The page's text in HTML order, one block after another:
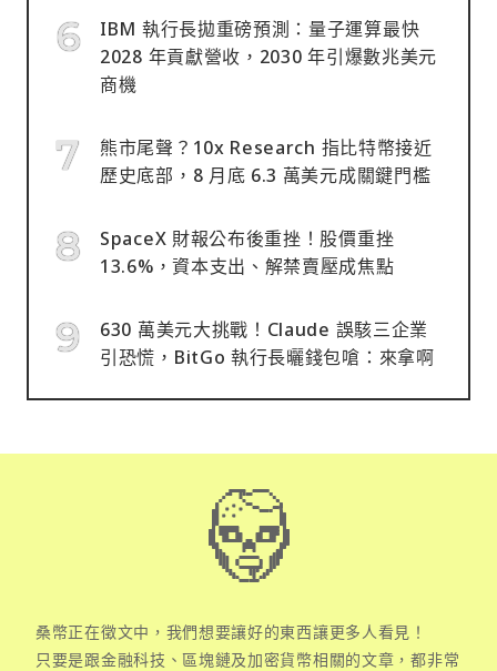
IBM 執行長拋重磅預測：量子運算最快
2028 年貢獻營收，2030 年引爆數兆美元
商機
熊市尾聲？10x Research 指比特幣接近
歷史底部，8 月底 6.3 萬美元成關鍵門檻
SpaceX 財報公布後重挫！股價重挫
13.6%，資本支出、解禁賣壓成焦點
630 萬美元大挑戰！Claude 誤駭三企業
引恐慌，BitGo 執行長曬錢包嗆：來拿啊
桑幣正在徵文中，我們想要讓好的東西讓更多人看見！
只要是跟金融科技、區塊鏈及加密貨幣相關的文章，都非常